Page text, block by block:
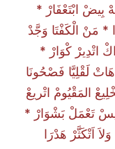
بِيضْ ابْتَعْفَارْ *
مَنْ الْكَفْتَا وَجَّدْ
اتْدِيرْ كْوَارْ *
لَقْلِيَّا فَصْحُونَا
المَقْيُومْ اتْريعْ
تَعْمَلْ بَشْوَارْ *
اَتْكَثَّرْ هَدْرَا